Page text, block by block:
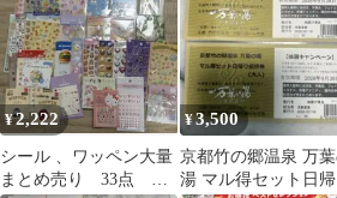
¥2,222
シール 、ワッペン大量
まとめ売り 33点 お
¥3,500
京都竹の郷温泉 万
湯 マル得セット日